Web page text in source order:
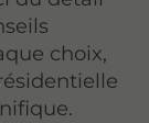
choix,